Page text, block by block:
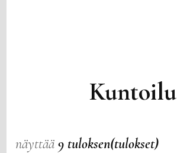
Kuntoilu
näyttää9 tuloksen(tulokset)